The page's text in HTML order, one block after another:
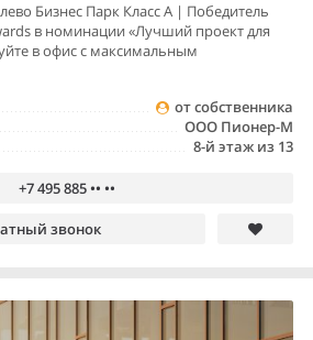
Бизнес Парк Класс А | Победитель
в номинации «Лучший проект для
в офис с максимальным
от собственника
ООО Пионер-М
8-й этаж из 13
+7 495 885 •• ••
звонок